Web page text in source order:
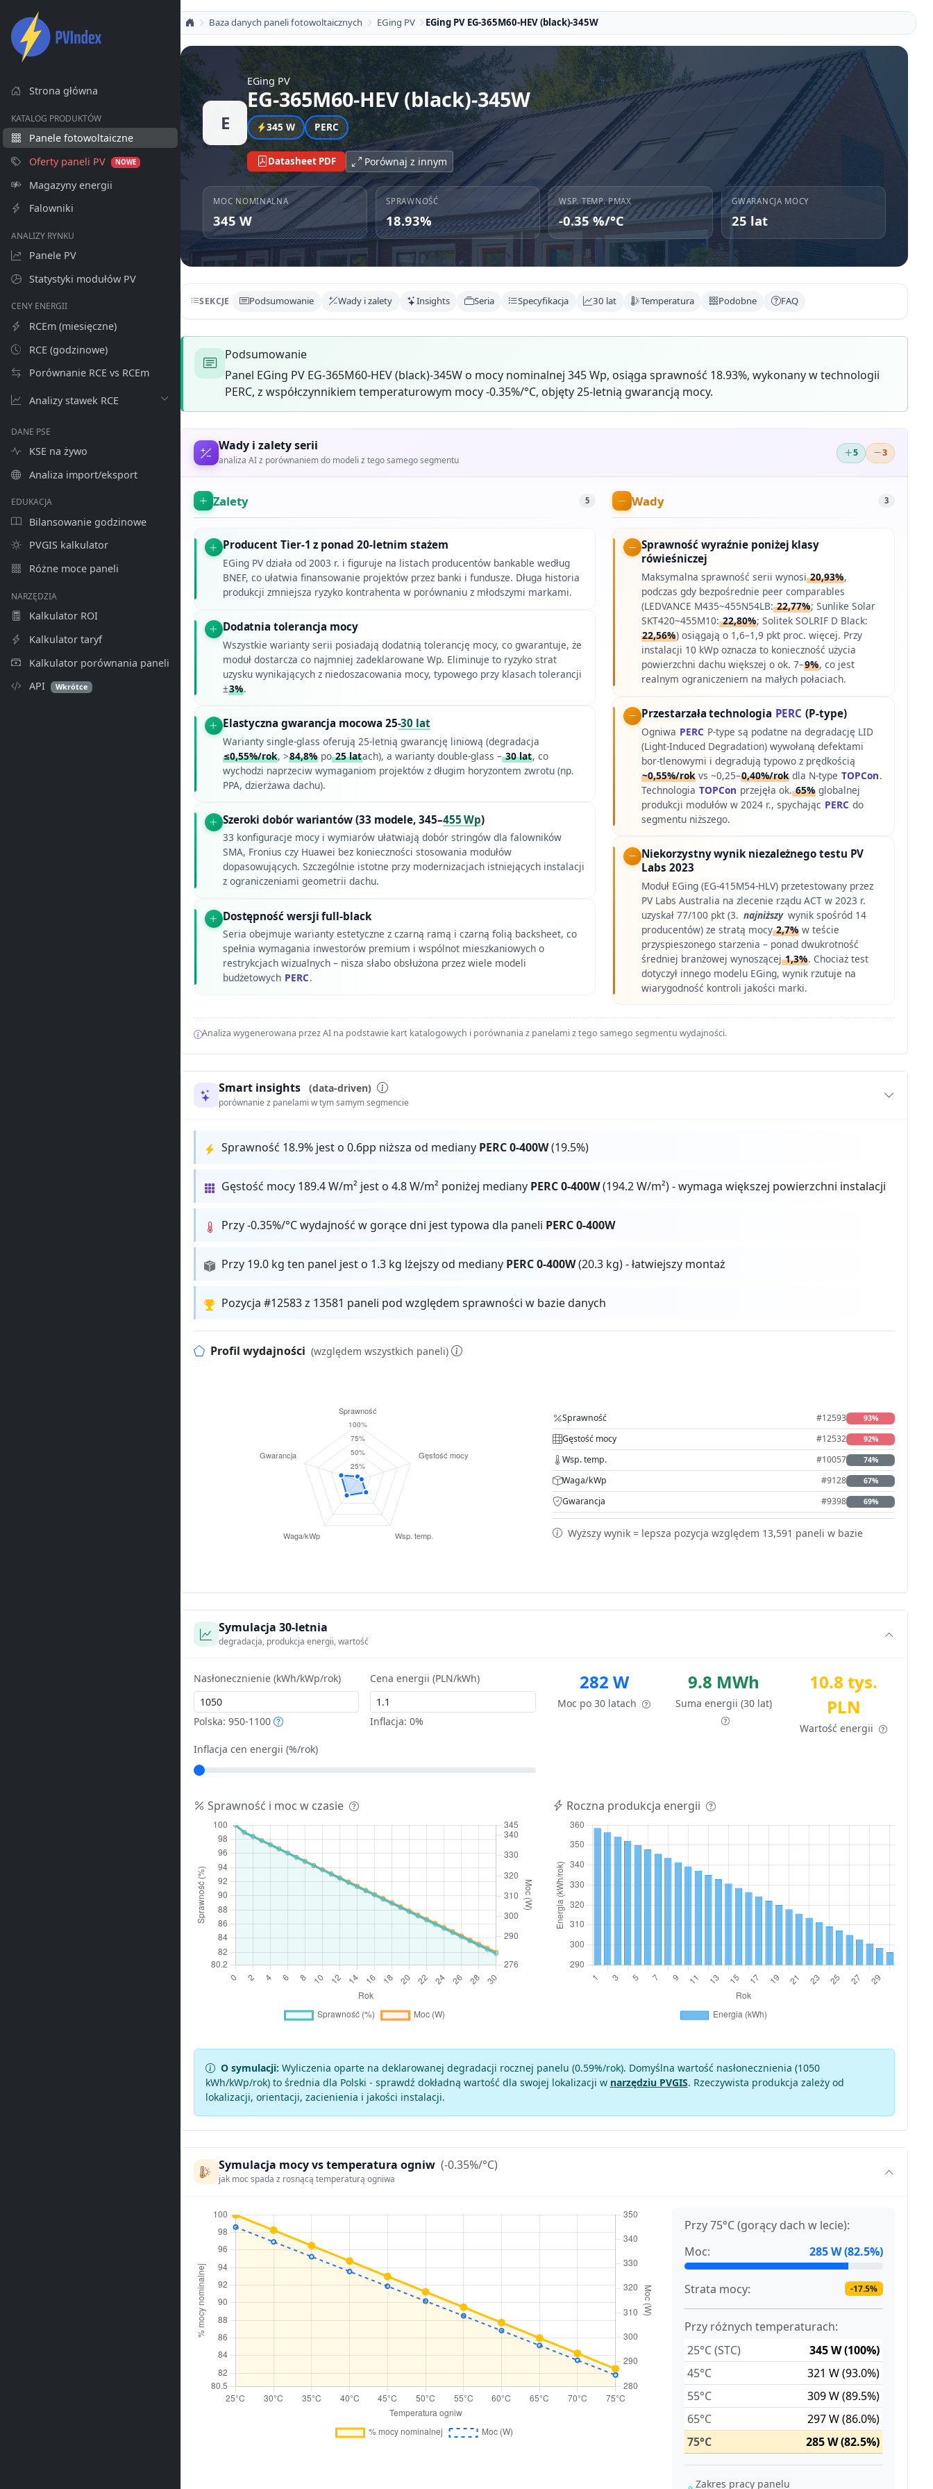
Strona główna
KATALOG PRODUKTÓW
Panele fotowoltaiczne
Oferty paneli PV
NOWE
Magazyny energii
Falowniki
ANALIZY RYNKU
Panele PV
Statystyki modułów PV
CENY ENERGII
RCEm (miesięczne)
RCE (godzinowe)
Porównanie RCE vs RCEm
Analizy stawek RCE
DANE PSE
KSE na żywo
Analiza import/eksport
EDUKACJA
Bilansowanie godzinowe
PVGIS kalkulator
Różne moce paneli
NARZĘDZIA
Kalkulator ROI
Kalkulator taryf
Kalkulator porównania paneli
API
Wkrótce
Baza danych paneli fotowoltaicznych EGing PV EGing PV EG-365M60-HEV (black)-345W
E
EGing PV
EG-365M60-HEV (black)-345W
345 W PERC
Datasheet PDF Porównaj z innym
MOC NOMINALNA
345 W
SPRAWNOŚĆ
18.93%
WSP. TEMP. PMAX
-0.35 %/°C
GWARANCJA MOCY
25 lat
SEKCJE Podsumowanie Wady i zalety Insights Seria Specyfikacja 30 lat Temperatura Podobne FAQ
Podsumowanie
Panel EGing PV EG-365M60-HEV (black)-345W o mocy nominalnej 345 Wp, osiąga sprawność 18.93%, wykonany w technologii
PERC, z współczynnikiem temperaturowym mocy -0.35%/°C, objęty 25-letnią gwarancją mocy.
Wady i zalety serii
analiza AI z porównaniem do modeli z tego samego segmentu
5 3
Zalety 5
Producent Tier-1 z ponad 20-letnim stażem
EGing PV działa od 2003 r. i figuruje na listach producentów bankable według
BNEF, co ułatwia finansowanie projektów przez banki i fundusze. Długa historia
produkcji zmniejsza ryzyko kontrahenta w porównaniu z młodszymi markami.
Dodatnia tolerancja mocy
Wszystkie warianty serii posiadają dodatnią tolerancję mocy, co gwarantuje, że
moduł dostarcza co najmniej zadeklarowane Wp. Eliminuje to ryzyko strat
uzysku wynikających z niedoszacowania mocy, typowego przy klasach tolerancji
±3%.
Elastyczna gwarancja mocowa 25-30 lat
Warianty single-glass oferują 25-letnią gwarancję liniową (degradacja
≤0,55%/rok, >84,8%po25 latach), a warianty double-glass –30 lat, co
wychodzi naprzeciw wymaganiom projektów z długim horyzontem zwrotu (np.
PPA, dzierżawa dachu).
Szeroki dobór wariantów (33 modele, 345–455 Wp)
33 konfiguracje mocy i wymiarów ułatwiają dobór stringów dla falowników
SMA, Fronius czy Huawei bez konieczności stosowania modułów
dopasowujących. Szczególnie istotne przy modernizacjach istniejących instalacji
z ograniczeniami geometrii dachu.
Dostępność wersji full-black
Seria obejmuje warianty estetyczne z czarną ramą i czarną folią backsheet, co
spełnia wymagania inwestorów premium i wspólnot mieszkaniowych o
restrykcjach wizualnych – nisza słabo obsłużona przez wiele modeli
budżetowych PERC.
Wady 3
Sprawność wyraźnie poniżej klasy
rówieśniczej
Maksymalna sprawność serii wynosi20,93%,
podczas gdy bezpośrednie peer comparables
(LEDVANCE M435~455N54LB:22,77%; Sunlike Solar
SKT420~455M10:22,80%; Solitek SOLRIF D Black:
22,56%) osiągają o 1,6–1,9 pkt proc. więcej. Przy
instalacji 10 kWp oznacza to konieczność użycia
powierzchni dachu większej o ok. 7–9%, co jest
realnym ograniczeniem na małych połaciach.
Przestarzała technologia PERC (P-type)
Ogniwa PERC P-type są podatne na degradację LID
(Light-Induced Degradation) wywołaną defektami
bor-tlenowymi i degradują typowo z prędkością
~0,55%/rok vs ~0,25–0,40%/rok dla N-type TOPCon.
Technologia TOPCon przejęła ok.65% globalnej
produkcji modułów w 2024 r., spychając PERC do
segmentu niższego.
Niekorzystny wynik niezależnego testu PV
Labs 2023
Moduł EGing (EG-415M54-HLV) przetestowany przez
PV Labs Australia na zlecenie rządu ACT w 2023 r.
uzyskał 77/100 pkt (3. najniższy wynik spośród 14
producentów) ze stratą mocy2,7% w teście
przyspieszonego starzenia – ponad dwukrotność
średniej branżowej wynoszącej1,3%. Chociaż test
dotyczył innego modelu EGing, wynik rzutuje na
wiarygodność kontroli jakości marki.
Analiza wygenerowana przez AI na podstawie kart katalogowych i porównania z panelami z tego samego segmentu wydajności.
Smart insights (data-driven)
porównanie z panelami w tym samym segmencie
Sprawność 18.9% jest o 0.6pp niższa od mediany PERC 0-400W(19.5%)
Gęstość mocy 189.4 W/m² jest o 4.8 W/m² poniżej mediany PERC 0-400W(194.2 W/m²) - wymaga większej powierzchni instalacji
Przy -0.35%/°C wydajność w gorące dni jest typowa dla paneli PERC 0-400W
Przy 19.0 kg ten panel jest o 1.3 kg lżejszy od mediany PERC 0-400W(20.3 kg) - łatwiejszy montaż
Pozycja #12583 z 13581 paneli pod względem sprawności w bazie danych
Profil wydajności (względem wszystkich paneli)
Sprawność #12593 93%
Gęstość mocy #12532 92%
Wsp. temp. #10057 74%
Waga/kWp #9128 67%
Gwarancja #9398 69%
Wyższy wynik = lepsza pozycja względem 13,591 paneli w bazie
Symulacja 30-letnia
degradacja, produkcja energii, wartość
Nasłonecznienie (kWh/kWp/rok)
Polska: 950-1100
Cena energii (PLN/kWh)
Inflacja:0%
Inflacja cen energii (%/rok)
282 W
Moc po 30 latach
9.8 MWh
Suma energii (30 lat)
10.8 tys.
PLN
Wartość energii
Sprawność i moc w czasie Roczna produkcja energii
O symulacji: Wyliczenia oparte na deklarowanej degradacji rocznej panelu (0.59%/rok). Domyślna wartość nasłonecznienia (1050
kWh/kWp/rok) to średnia dla Polski - sprawdź dokładną wartość dla swojej lokalizacji w narzędziu PVGIS. Rzeczywista produkcja zależy od
lokalizacji, orientacji, zacienienia i jakości instalacji.
Symulacja mocy vs temperatura ogniw (-0.35%/°C)
jak moc spada z rosnącą temperaturą ogniwa
Przy 75°C (gorący dach w lecie):
Moc:
285 W (82.5%)
Strata mocy: -17.5%
Przy różnych temperaturach:
25°C (STC)
345 W (100%)
45°C
321 W (93.0%)
55°C
309 W (89.5%)
65°C
297 W (86.0%)
75°C
285 W (82.5%)
Zakres pracy panelu